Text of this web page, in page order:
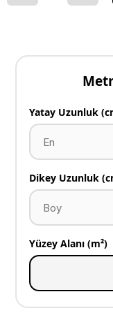
Yatay Uzunluk
Dikey Uzunluk
Yüzey Alanı (m²)